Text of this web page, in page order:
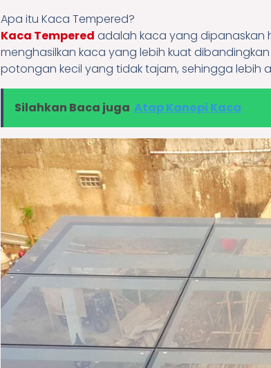
Apa itu Kaca Tempered?
Kaca Tempered adalah kaca yang dipanaskan
menghasilkan kaca yang lebih kuat
potongan kecil yang tidak tajam, sehingga lebih
Silahkan Baca juga Atap Kanopi Kaca